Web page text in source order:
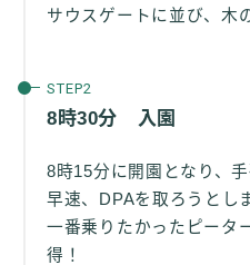
サウスゲートに並び、木
8時30分 入園
8時15分に開園となり、
早速、DPAを取ろうとし
一番乗りたかったピータ
得！